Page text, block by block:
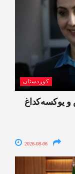
کوردستان
و یوکسەکداغ
2026-08-06